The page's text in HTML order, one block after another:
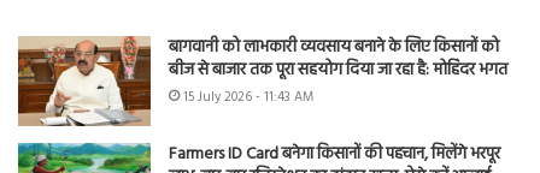
बागवानी को लाभकारी व्यवसाय बनाने के लिए किसानों को
बीज से बाजार तक पूरा सहयोग दिया जा रहा है: मोहिंदर भगत
15 July 2026 - 11:43 AM
Farmers ID Card बनेगा किसानों की पहचान, मिलेंगे भरपूर